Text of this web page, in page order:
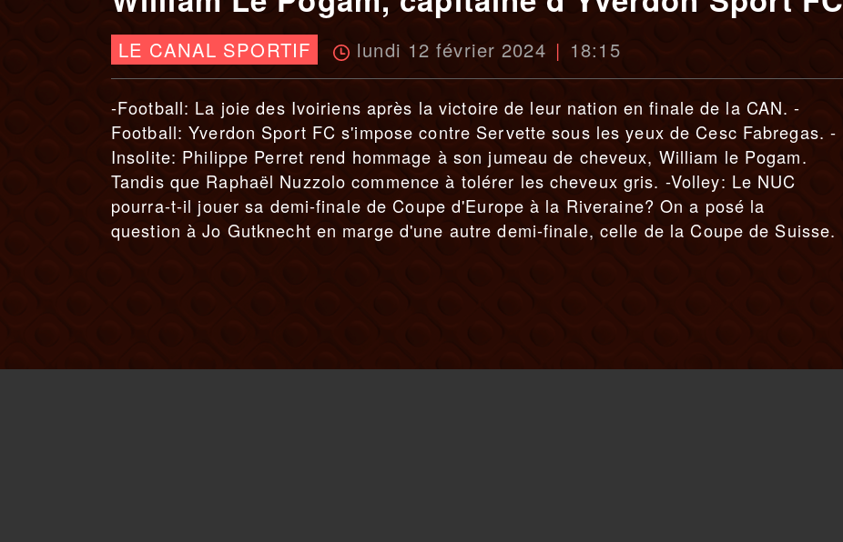
LE CANAL SPORTIF lundi 12 février 2024 18:15
-Football: La joie des Ivoiriens après la victoire de leur nation en finale de la CAN. -
Football: Yverdon Sport FC s'impose contre Servette sous les yeux de Cesc Fabregas. -
Insolite: Philippe Perret rend hommage à son jumeau de cheveux, William le Pogam.
Tandis que Raphaël Nuzzolo commence à tolérer les cheveux gris. -Volley: Le NUC
pourra-t-il jouer sa demi-finale de Coupe d'Europe à la Riveraine? On a posé la
question à Jo Gutknecht en marge d'une autre demi-finale, celle de la Coupe de Suisse.